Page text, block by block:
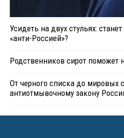
Усидеть на двух стульях:
«анти-Россией»?
Родственников сирот поможет
От черного списка до мировых
антиотмывочному закону